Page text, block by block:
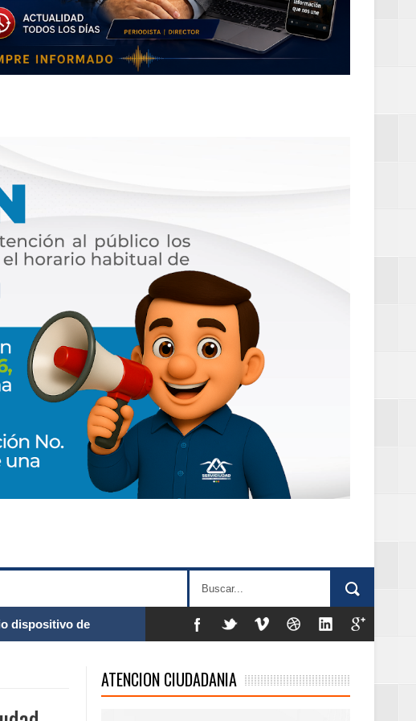
dispositivo de
el 94 % de la meta de
ATENCION CIUDADANIA